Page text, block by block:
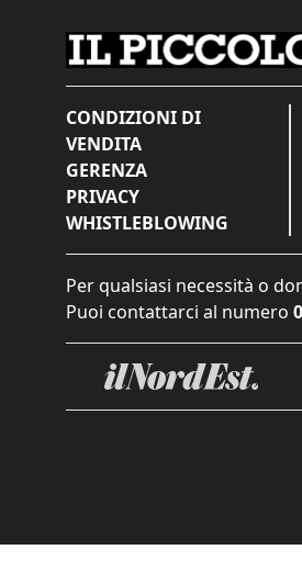
CONDIZIONI DI
VENDITA
GERENZA
PRIVACY
WHISTLEBLOWING
Per qualsiasi necessità o
Puoi contattarci al numero